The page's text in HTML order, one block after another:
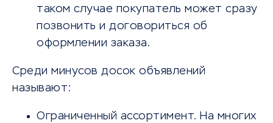
таком случае покупатель может сразу
позвонить и договориться об
оформлении заказа.
Среди минусов досок объявлений
называют:
Ограниченный ассортимент. На многих